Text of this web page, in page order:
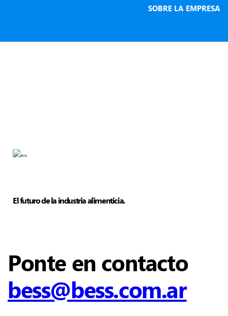
SOBRE LA EMPRESA
El futuro de la industria alimenticia.
Ponte en contacto
bess@bess.com.ar